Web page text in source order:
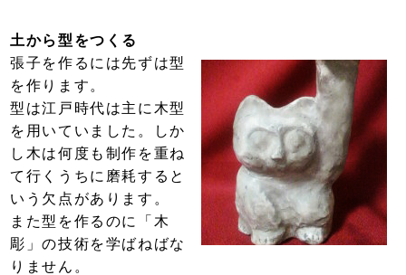
土から型をつくる
張子を作るには先ずは型
を作ります。
型は江戸時代は主に木型
を用いていました。しか
し木は何度も制作を重ね
て行くうちに磨耗すると
いう欠点があります。
また型を作るのに「木
彫」の技術を学ばねばな
りません。